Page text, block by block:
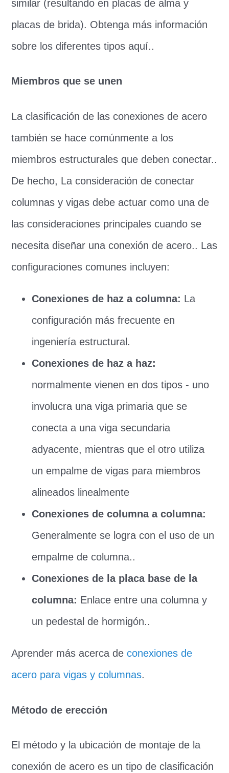
similar (resultando en placas de alma y
placas de brida). Obtenga más información
sobre los diferentes tipos aquí..
Miembros que se unen
La clasificación de las conexiones de acero
también se hace comúnmente a los
miembros estructurales que deben conectar..
De hecho, La consideración de conectar
columnas y vigas debe actuar como una de
las consideraciones principales cuando se
necesita diseñar una conexión de acero.. Las
configuraciones comunes incluyen:
Conexiones de haz a columna: La
configuración más frecuente en
ingeniería estructural.
Conexiones de haz a haz:
normalmente vienen en dos tipos - uno
involucra una viga primaria que se
conecta a una viga secundaria
adyacente, mientras que el otro utiliza
un empalme de vigas para miembros
alineados linealmente
Conexiones de columna a columna:
Generalmente se logra con el uso de un
empalme de columna..
Conexiones de la placa base de la
columna: Enlace entre una columna y
un pedestal de hormigón..
Aprender más acerca deconexiones de
acero para vigas y columnas.
Método de erección
El método y la ubicación de montaje de la
conexión de acero es un tipo de clasificación